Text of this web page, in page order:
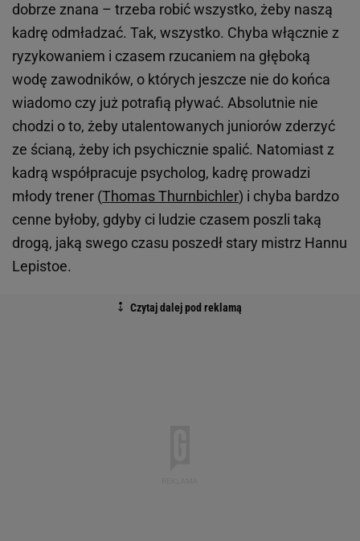
dobrze znana – trzeba robić wszystko, żeby naszą
kadrę odmładzać. Tak, wszystko. Chyba włącznie z
ryzykowaniem i czasem rzucaniem na głęboką
wodę zawodników, o których jeszcze nie do końca
wiadomo czy już potrafią pływać. Absolutnie nie
chodzi o to, żeby utalentowanych juniorów zderzyć
ze ścianą, żeby ich psychicznie spalić. Natomiast z
kadrą współpracuje psycholog, kadrę prowadzi
młody trener (Thomas Thurnbichler) i chyba bardzo
cenne byłoby, gdyby ci ludzie czasem poszli taką
drogą, jaką swego czasu poszedł stary mistrz Hannu
Lepistoe.